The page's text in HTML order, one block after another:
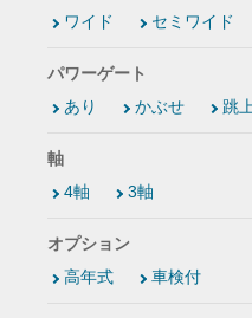
ワイド
セミワイド
パワーゲート
あり
かぶせ 跳
軸
4軸
3軸
オプション
高年式
車検付